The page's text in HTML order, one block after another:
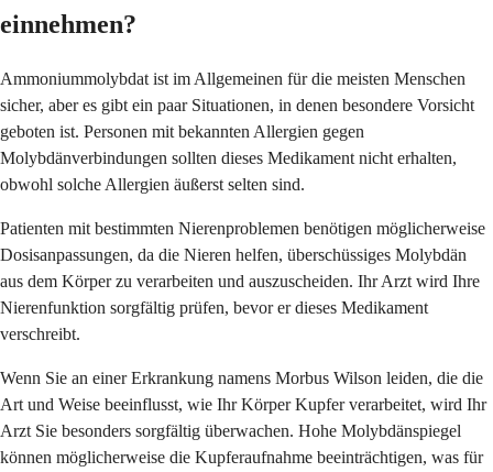
einnehmen?
Ammoniummolybdat ist im Allgemeinen für die meisten Menschen
sicher, aber es gibt ein paar Situationen, in denen besondere Vorsicht
geboten ist. Personen mit bekannten Allergien gegen
Molybdänverbindungen sollten dieses Medikament nicht erhalten,
obwohl solche Allergien äußerst selten sind.
Patienten mit bestimmten Nierenproblemen benötigen möglicherweise
Dosisanpassungen, da die Nieren helfen, überschüssiges Molybdän
aus dem Körper zu verarbeiten und auszuscheiden. Ihr Arzt wird Ihre
Nierenfunktion sorgfältig prüfen, bevor er dieses Medikament
verschreibt.
Wenn Sie an einer Erkrankung namens Morbus Wilson leiden, die die
Art und Weise beeinflusst, wie Ihr Körper Kupfer verarbeitet, wird Ihr
Arzt Sie besonders sorgfältig überwachen. Hohe Molybdänspiegel
können möglicherweise die Kupferaufnahme beeinträchtigen, was für